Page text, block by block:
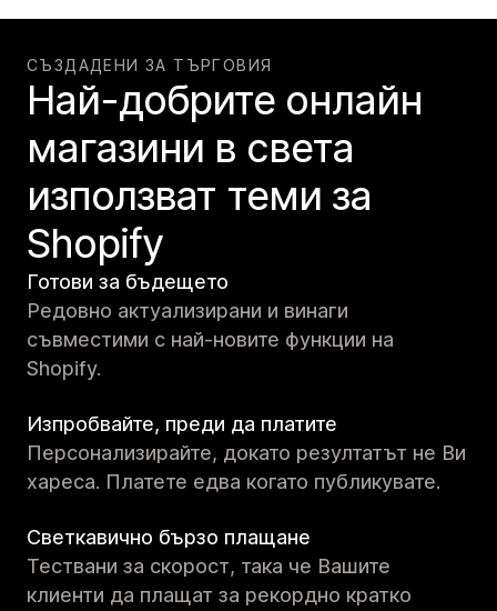
СЪЗДАДЕНИ ЗА ТЪРГОВИЯ
Най-добрите онлайн
магазини в света
използват теми за
Shopify
Готови за бъдещето
Редовно актуализирани и винаги
съвместими с най-новите функции на
Shopify.
Изпробвайте, преди да платите
Персонализирайте, докато резултатът не Ви
хареса. Платете едва когато публикувате.
Светкавично бързо плащане
Тествани за скорост, така че Вашите
клиенти да плащат за рекордно кратко